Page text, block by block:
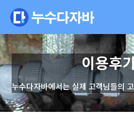
이용후
누수다자바에서는 실제 고객님들의